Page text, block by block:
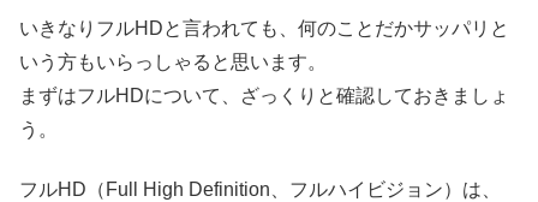
いきなりフルHDと言われても、何のことだかサッパリと
いう方もいらっしゃると思います。
まずはフルHDについて、ざっくりと確認しておきましょ
う。
フルHD（Full High Definition、フルハイビジョン）は、